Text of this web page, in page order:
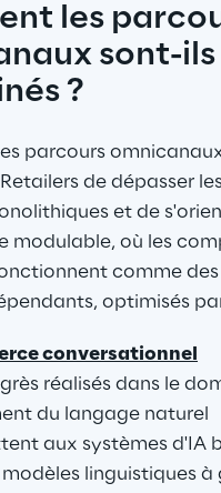
les
sont-ils
?
parcours
de dépasser
et de
modulable, où les
comme des
optimisés
conversationnel
réalisés dans le
du langage naturel
aux systèmes d'IA
modèles linguistiques à